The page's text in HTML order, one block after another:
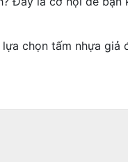
chọn tấm nhựa